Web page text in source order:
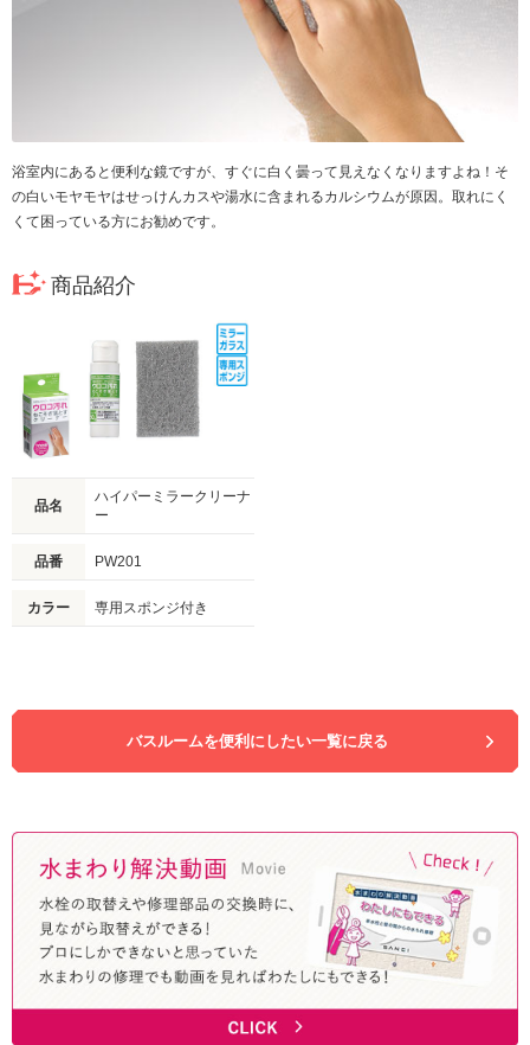
浴室内にあると便利な鏡ですが、すぐに白く曇って見えなくなりますよね！そ
の白いモヤモヤはせっけんカスや湯水に含まれるカルシウムが原因。取れにく
くて困っている方にお勧めです。
商品紹介
品名
ハイパーミラークリーナ
ー
品番 PW201
カラー 専用スポンジ付き
バスルームを便利にしたい一覧に戻る